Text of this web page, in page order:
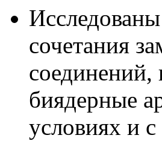
сочетания
биядерные
условиях и